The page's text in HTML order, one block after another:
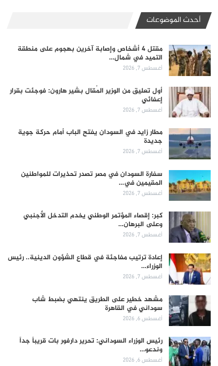
أحدث الموضوعات
مقتل 4 أشخاص وإصابة آخرين بهجوم على منطقة
التميد في شمال…
أغسطس 7, 2026
أول تعليق من الوزير المُقال بشير هارون: فوجئت بقرار
إعفائي
أغسطس 7, 2026
مطار زايد في السودان يفتح الباب أمام حركة جوية
جديدة
أغسطس 7, 2026
سفارة السودان في مصر تصدر تحذيرات للمواطنين
المقيمين في…
أغسطس 7, 2026
كبر: إقصاء المؤتمر الوطني يخدم التدخل الأجنبي
وعلى البرهان…
أغسطس 7, 2026
إعادة ترتيب مفاجئة في قطاع الشؤون الدينية.. رئيس
الوزراء…
أغسطس 7, 2026
مشهد خطير على الطريق ينتهي بضبط شاب
سوداني في القاهرة
أغسطس 6, 2026
رئيس الوزراء السوداني: تحرير دارفور بات قريباً جداً
وندعو…
أغسطس 6, 2026